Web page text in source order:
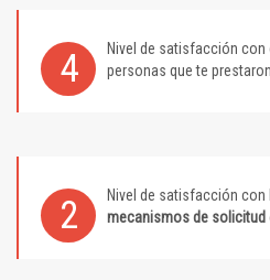
4 Nivel de satisfacción
personas que te
2 Nivel de satisfacción con
mecanismos de solicitud